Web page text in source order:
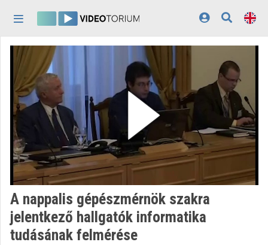
Home
Log In
Discovery
Categories
Playlists
Organizations
Contributors
Appearance:light
A nappalis gépészmérnök szakra
jelentkező hallgatók informatika
tudásának felmérése